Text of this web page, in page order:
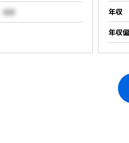
000 年収
年収